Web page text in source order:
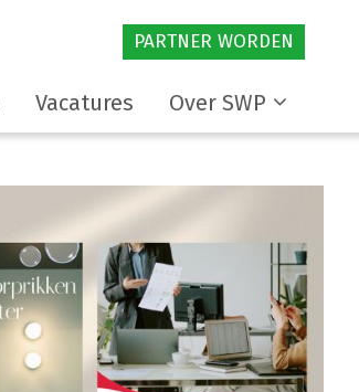
PARTNER WORDEN
Vacatures Over SWP